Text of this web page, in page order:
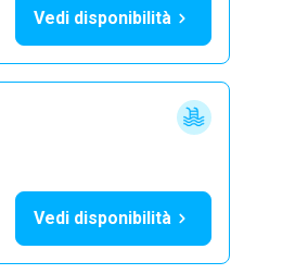
Vedi disponibilità
Vedi disponibilità